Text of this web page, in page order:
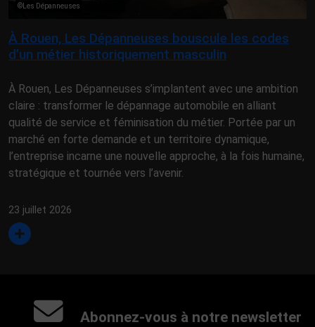
©Les Dépanneuses
À Rouen, Les Dépanneuses bouscule les codes
d’un métier historiquement masculin
À Rouen, Les Dépanneuses s’implantent avec une ambition
claire : transformer le dépannage automobile en alliant
qualité de service et féminisation du métier. Portée par un
marché en forte demande et un territoire dynamique,
l’entreprise incarne une nouvelle approche, à la fois humaine,
stratégique et tournée vers l’avenir.
23 juillet 2026
Abonnez-vous à notre newsletter